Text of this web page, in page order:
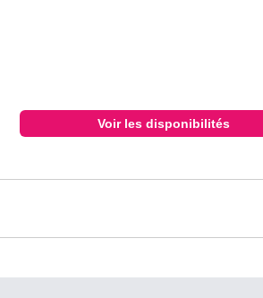
Voir les disponibilités